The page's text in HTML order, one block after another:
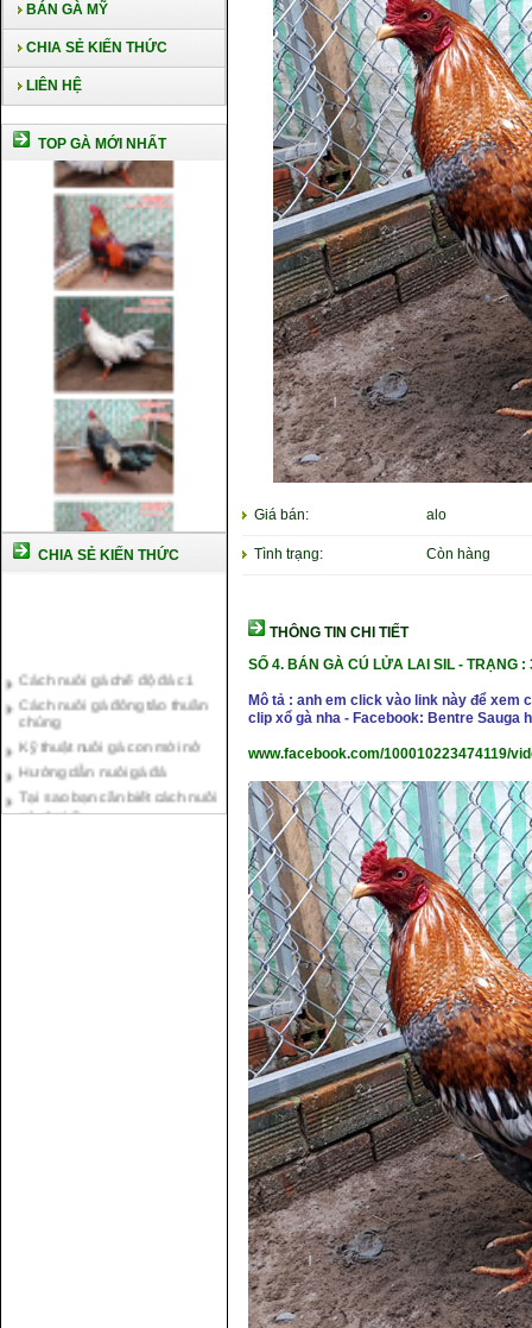
BÁN GÀ MỸ
CHIA SẺ KIẾN THỨC
LIÊN HỆ
TOP GÀ MỚI NHẤT
CHIA SẺ KIẾN THỨC
Cách nuôi gà đông tảo thuần
chủng
Kỹ thuật nuôi gà con mới nở
Hướng dẫn nuôi gà đá
Tại sao bạn cần biết cách nuôi
gà chọi ?
Cách điều trị bệnh sổ mũi cho
Giá bán: alo
Tình trạng: Còn hàng
THÔNG TIN CHI TIẾT
SỐ 4. BÁN GÀ CÚ LỬA LAI SIL - TRẠNG :
Mô tả : anh em click vào link này để xem
clip xổ gà nha - Facebook: Bentre Sauga
www.facebook.com/100010223474119/